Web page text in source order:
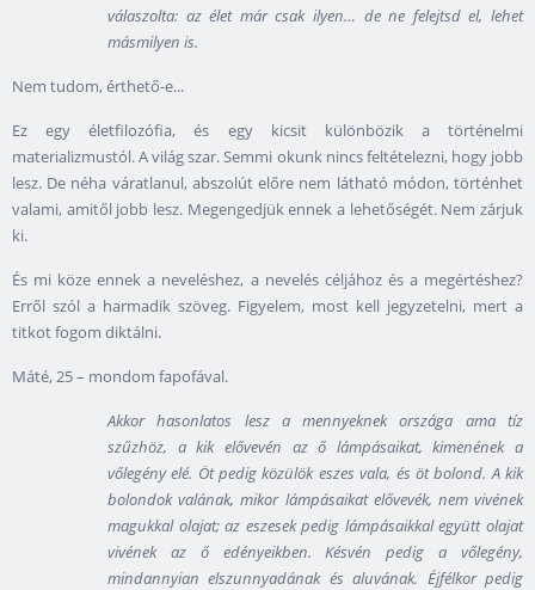
válaszolta: az élet már csak ilyen… de ne felejtsd el, lehet
másmilyen is.
Nem tudom, érthető-e...
Ez egy életfilozófia, és egy kicsit különbözik a történelmi
materializmustól. A világ szar. Semmi okunk nincs feltételezni, hogy jobb
lesz. De néha váratlanul, abszolút előre nem látható módon, történhet
valami, amitől jobb lesz. Megengedjük ennek a lehetőségét. Nem zárjuk
ki.
És mi köze ennek a neveléshez, a nevelés céljához és a megértéshez?
Erről szól a harmadik szöveg. Figyelem, most kell jegyzetelni, mert a
titkot fogom diktálni.
Máté, 25 – mondom fapofával.
Akkor hasonlatos lesz a mennyeknek országa ama tíz
szűzhöz, a kik elővevén az ő lámpásaikat, kimenének a
vőlegény elé. Öt pedig közülök eszes vala, és öt bolond. A kik
bolondok valának, mikor lámpásaikat elővevék, nem vivének
magukkal olajat; az eszesek pedig lámpásaikkal együtt olajat
vivének az ő edényeikben. Késvén pedig a vőlegény,
mindannyian elszunnyadának és aluvának. Éjfélkor pedig